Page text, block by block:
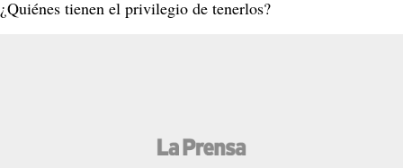
¿Quiénes tienen el privilegio de tenerlos?